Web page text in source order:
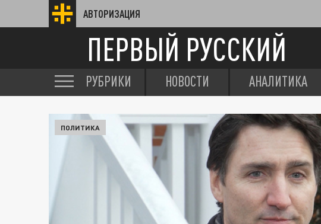
АВТОРИЗАЦИЯ
ПЕРВЫЙ РУССКИЙ
РУБРИКИ НОВОСТИ АНАЛИТИКА
ПОЛИТИКА